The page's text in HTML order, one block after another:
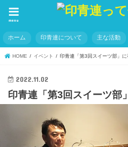
menu
ホーム 印青連について 主な活動
HOME イベント 印青連「第3回スイーツ部」に
2022.11.02
印青連「第3回スイーツ部